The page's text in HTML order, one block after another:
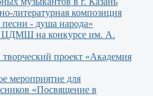
литературная композиция
- душа народа»
ЦДМШ на конкурсе им. А.
творческий проект «Академия
мероприятие для
«Посвящение в